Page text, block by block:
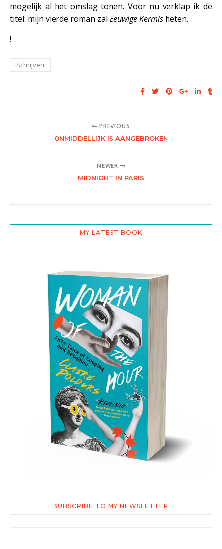
mogelijk al het omslag tonen. Voor nu verklap ik de
titel: mijn vierde roman zal Eeuwige Kermis heten.
!
Schrijven
PREVIOUS
ONMIDDELLIJK IS AANGEBROKEN
NEWER
MIDNIGHT IN PARIS
MY LATEST BOOK
SUBSCRIBE TO MY NEWSLETTER